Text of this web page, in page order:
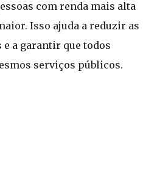
com renda mais alta
Isso ajuda a reduzir as
a garantir que todos
serviços públicos.